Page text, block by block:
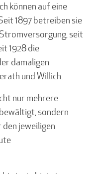
können auf eine
1897 betreiben sie
seit
1928 die
damaligen
und Willich.
nur mehrere
sondern
jeweiligen